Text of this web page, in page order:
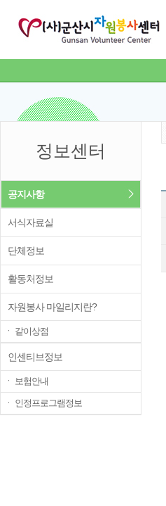
정보센터
공지사항
서식자료실
단체정보
활동처정보
자원봉사 마일리지란?
ㆍ 같이상점
인센티브정보
ㆍ 보험안내
ㆍ 인정프로그램정보